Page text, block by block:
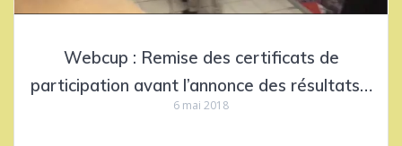
Webcup : Remise des certificats de
participation avant l’annonce des résultats…
6 mai 2018